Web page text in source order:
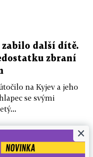
zabilo další dítě.
zbraní
na Kyjev a jeho
se svými
×